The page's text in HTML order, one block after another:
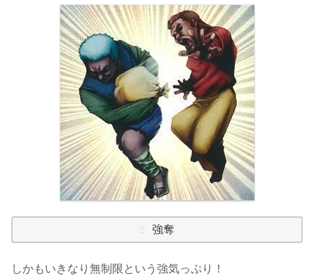
強奪
しかもいきなり無制限という強気っぷり！